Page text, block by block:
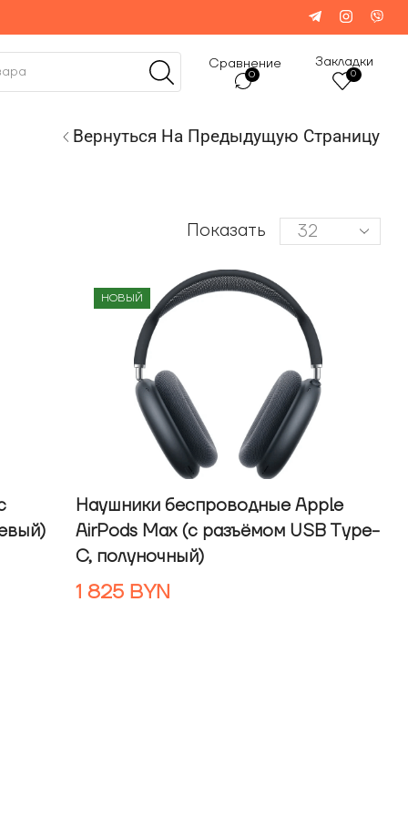
Сравнение
0
Закладки
0
Вернуться На Предыдущую Страницу
Показать
НОВЫЙ
Наушники беспроводные Apple
AirPods Max (с разъёмом USB Type-
C, полуночный)
1 825 BYN